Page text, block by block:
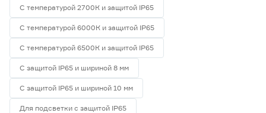
С температурой 2700К и защитой IP65
С температурой 6000К и защитой IP65
С температурой 6500К и защитой IP65
С защитой IP65 и шириной 8 мм
С защитой IP65 и шириной 10 мм
Для подсветки с защитой IP65